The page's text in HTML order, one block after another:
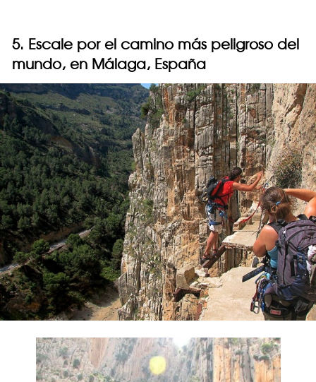
5. Escale por el camino más peligroso del
mundo, en Málaga, España